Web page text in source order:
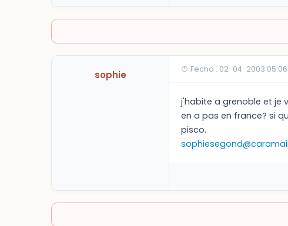
sophie Fecha : 02-04-2003
j'habite a grenoble et je
en a pas en france? si
pisco.